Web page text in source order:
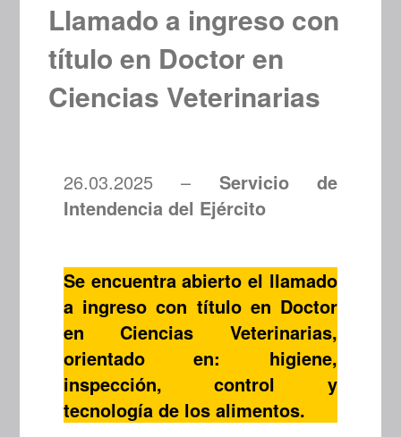
Llamado a ingreso con
título en Doctor en
Ciencias Veterinarias
26.03.2025 – Servicio de
Intendencia del Ejército
Se encuentra abierto el llamado
a ingreso con título en Doctor
en Ciencias Veterinarias,
orientado en: higiene,
inspección, control y
tecnología de los alimentos.